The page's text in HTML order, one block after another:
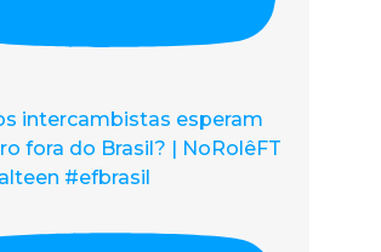
intercambistas esperam
fora do Brasil? | NoRolêFT
#efbrasil